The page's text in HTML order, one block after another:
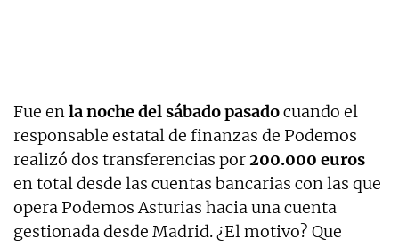
Fue enla noche del sábado pasadocuando el
responsable estatal de finanzas de Podemos
realizó dos transferencias por200.000 euros
en total desde las cuentas bancarias con las que
opera Podemos Asturias hacia una cuenta
gestionada desde Madrid. ¿El motivo? Que